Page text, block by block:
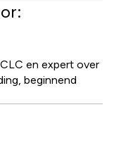
en expert over
beginnend